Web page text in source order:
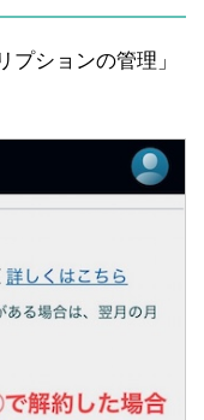
ションの管理」